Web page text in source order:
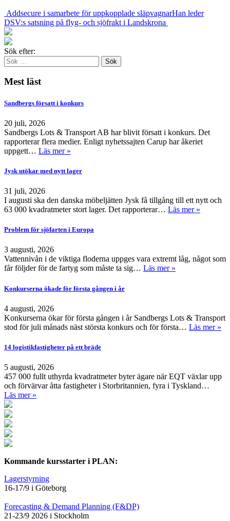
Addsecure i samarbete för uppkopplade släpvagnarHan leder
DSV:s satsning på flyg- och sjöfrakt i Landskrona
Sök efter:
Mest läst
Sandbergs försatt i konkurs
20 juli, 2026
Sandbergs Lots & Transport AB har blivit försatt i konkurs. Det
rapporterar flera medier. Enligt nyhetssajten Carup har åkeriet
uppgett… Läs mer »
Jysk utökar med nytt lager
31 juli, 2026
I augusti ska den danska möbeljätten Jysk få tillgång till ett nytt och
63 000 kvadratmeter stort lager. Det rapporterar… Läs mer »
Problem för sjöfarten i Europa
3 augusti, 2026
Vattennivån i de viktiga floderna uppges vara extremt låg, något som
får följder för de fartyg som måste ta sig… Läs mer »
Konkurserna ökade för första gången i år
4 augusti, 2026
Konkurserna ökar för första gången i år Sandbergs Lots & Transport
stod för juli månads näst största konkurs och för första… Läs mer »
14 logistikfastigheter på ett bräde
5 augusti, 2026
457 000 fullt uthyrda kvadratmeter byter ägare när EQT växlar upp
och förvärvar åtta fastigheter i Storbritannien, fyra i Tyskland…
Läs mer »
Kommande kursstarter i PLAN:
Lagerstyrning
16-17/9 i Göteborg
Forecasting & Demand Planning (F&DP)
21-23/9 2026 i Stockholm